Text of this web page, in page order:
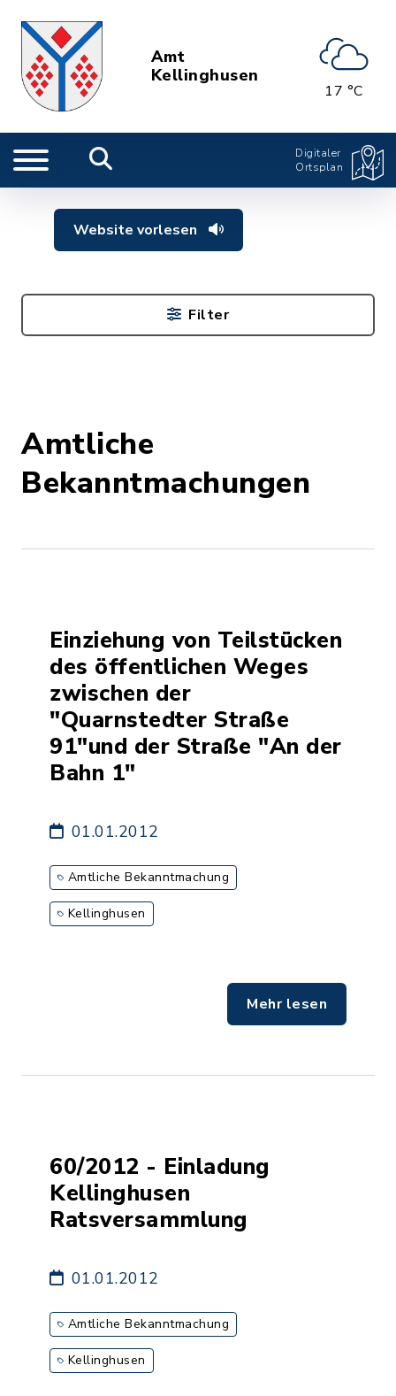
Amt
Kellinghusen
17 °C
Digitaler
Ortsplan
Website vorlesen
Amtliche
Bekanntmachungen
Einziehung von Teilstücken
des öffentlichen Weges
zwischen der
"Quarnstedter Straße
91"und der Straße "An der
Bahn 1"
01.01.2012
Amtliche Bekanntmachung
Kellinghusen
Mehr lesen
60/2012 - Einladung
Kellinghusen
Ratsversammlung
01.01.2012
Amtliche Bekanntmachung
Kellinghusen
Filter